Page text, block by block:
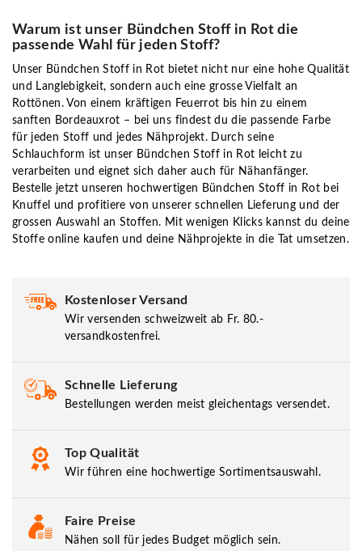
Warum ist unser Bündchen Stoff in Rot die
passende Wahl für jeden Stoff?
Unser Bündchen Stoff in Rot bietet nicht nur eine hohe Qualität
und Langlebigkeit, sondern auch eine grosse Vielfalt an
Rottönen. Von einem kräftigen Feuerrot bis hin zu einem
sanften Bordeauxrot – bei uns findest du die passende Farbe
für jeden Stoff und jedes Nähprojekt. Durch seine
Schlauchform ist unser Bündchen Stoff in Rot leicht zu
verarbeiten und eignet sich daher auch für Nähanfänger.
Bestelle jetzt unseren hochwertigen Bündchen Stoff in Rot bei
Knuffel und profitiere von unserer schnellen Lieferung und der
grossen Auswahl an Stoffen. Mit wenigen Klicks kannst du deine
Stoffe online kaufen und deine Nähprojekte in die Tat umsetzen.
Kostenloser Versand
Wir versenden schweizweit ab Fr. 80.-
versandkostenfrei.
Schnelle Lieferung
Bestellungen werden meist gleichentags versendet.
Top Qualität
Wir führen eine hochwertige Sortimentsauswahl.
Faire Preise
Nähen soll für jedes Budget möglich sein.